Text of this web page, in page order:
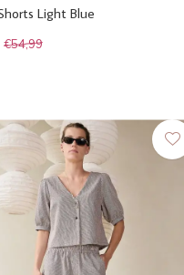
Light Blue
€54,99